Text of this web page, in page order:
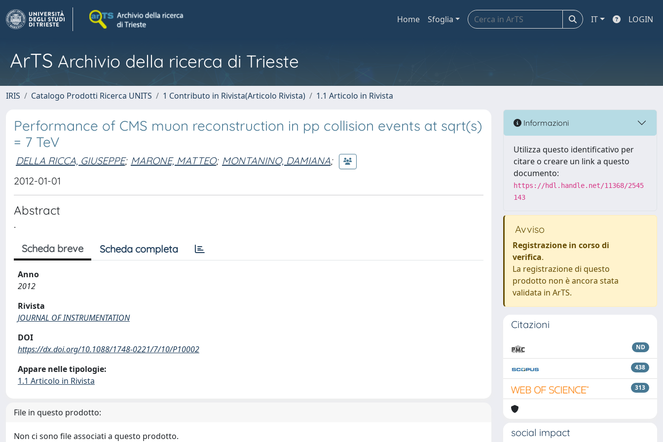
Home Sfoglia IT LOGIN
ArTS Archivio della ricerca di Trieste
IRIS Catalogo Prodotti Ricerca UNITS 1 Contributo in Rivista(Articolo Rivista) 1.1 Articolo in Rivista
Performance of CMS muon reconstruction in pp collision events at sqrt(s)
= 7 TeV
DELLA RICCA, GIUSEPPE; MARONE, MATTEO; MONTANINO, DAMIANA;
2012-01-01
Abstract
.
Scheda breve Scheda completa
Anno
2012
Rivista
JOURNAL OF INSTRUMENTATION
DOI
https://dx.doi.org/10.1088/1748-0221/7/10/P10002
Appare nelle tipologie:
1.1 Articolo in Rivista
File in questo prodotto:
Non ci sono file associati a questo prodotto.
Informazioni
Utilizza questo identificativo per
citare o creare un link a questo
documento:
https://hdl.handle.net/11368/2545
143
Avviso
Registrazione in corso di
verifica.
La registrazione di questo
prodotto non è ancora stata
validata in ArTS.
Citazioni
ND
438
313
social impact